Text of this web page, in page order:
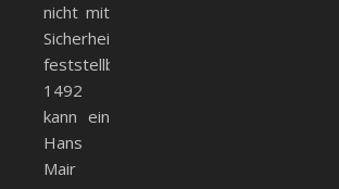
nicht mit
Sicherheit
feststellbar.
1492
kann ein
Hans
Mair